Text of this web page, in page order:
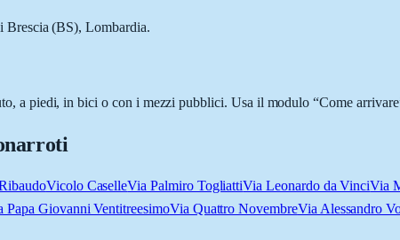
Brescia (BS), Lombardia.
a piedi, in bici o con i mezzi pubblici. Usa il modulo “Come
Vicolo CaselleVia Palmiro TogliattiVia Leonardo da VinciVia
Papa Giovanni VentitreesimoVia Quattro NovembreVia Alessandro